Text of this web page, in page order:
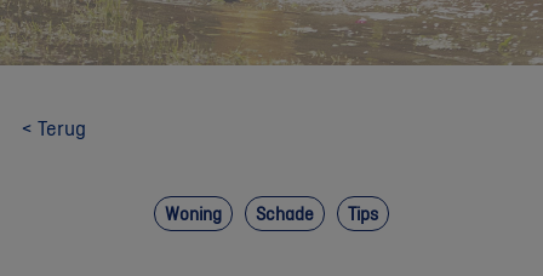
< Terug
Woning Schade Tips